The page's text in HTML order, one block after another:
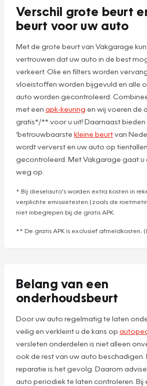
Verschil grote beurt
beurt voor uw auto
Met de grote beurt van Vakgarage
vertrouwen dat uw auto in de best
verkeert. Olie en filters worden
vloeistoffen worden bijgevuld en alle
auto worden gecontroleerd.
met een apk-keuring en wij voeren de
gratis*/** voor u uit! Daarnaast bieden
‘betrouwbaarste kleine beurtvan
wordt ververst en uw auto op
gecontroleerd. Met Vakgarage gaat u
weg op.
* Bij dieselauto’s worden extra kosten in
verplichte emissietesten (zoals de
niet inbegrepen bij de gratis APK.
** De gratis APK is exclusief afmeldkosten.
Belang van een
onderhoudsbeurt
Door uw auto regelmatig te laten
veilig en verkleint u de kans op
versleten onderdelen is niet alleen
ook de rest van uw auto beschadigen.
reparatie is het gevolg. Daarom
auto periodiek te laten controleren. Bij